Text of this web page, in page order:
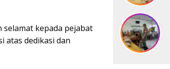
selamat kepada pejabat
atas dedikasi dan